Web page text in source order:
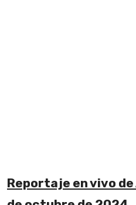
Reportaje en vivo de